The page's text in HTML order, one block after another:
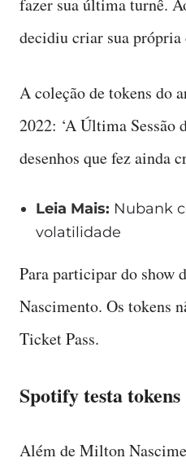
fazer sua última turnê.
decidiu criar sua própria
A coleção de tokens do
2022: ‘A Última Sessão
desenhos que fez ainda
Leia Mais: Nubank
volatilidade
Para participar do show
Nascimento. Os tokens
Ticket Pass.
Spotify testa tokens
Além de Milton